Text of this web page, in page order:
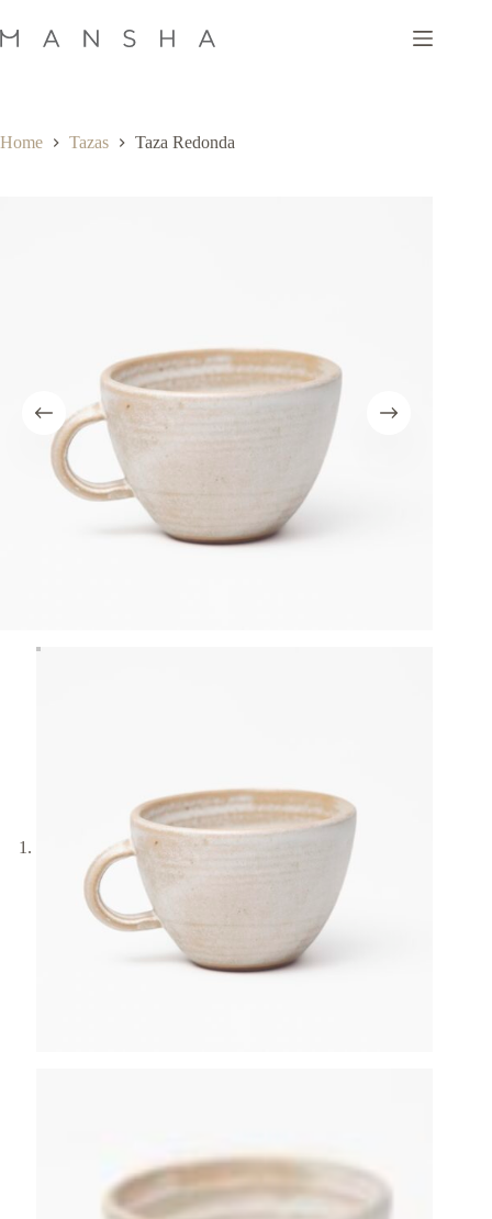
to
content
Home Tazas Taza Redonda